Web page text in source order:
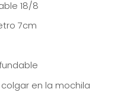
18/8
7cm
en la mochila